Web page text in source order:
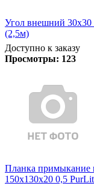
Угол внешний 30х30
(2,5м)
Доступно к заказу
Просмотры: 123
Планка примыкание
150х130х20 0,5